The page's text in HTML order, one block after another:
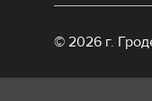
© 2026 г.